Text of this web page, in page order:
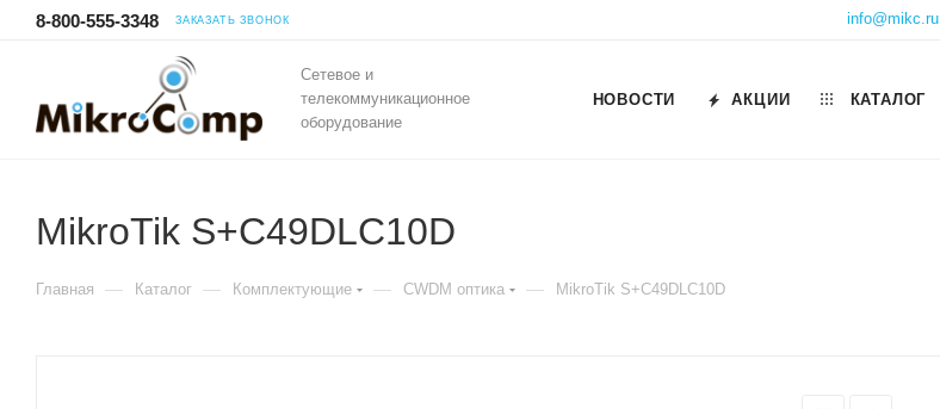
8-800-555-3348 ЗАКАЗАТЬ ЗВОНОК info@mikc.ru
Сетевое и
телекоммуникационное
оборудование
НОВОСТИ АКЦИИ КАТАЛОГ
MikroTik S+C49DLC10D
Главная — Каталог — Комплектующие — CWDM оптика — MikroTik S+C49DLC10D